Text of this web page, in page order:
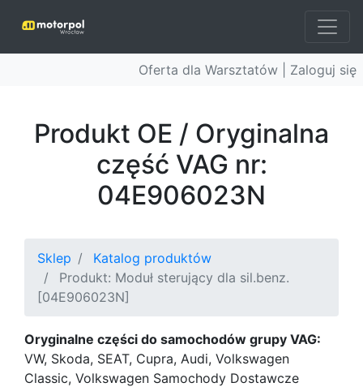
Oferta dla Warsztatów | Zaloguj się
Produkt OE / Oryginalna
część VAG nr:
04E906023N
Sklep
Katalog produktów
Produkt: Moduł sterujący dla sil.benz.
[04E906023N]
Oryginalne części do samochodów grupy VAG:
VW, Skoda, SEAT, Cupra, Audi, Volkswagen
Classic, Volkswagen Samochody Dostawcze